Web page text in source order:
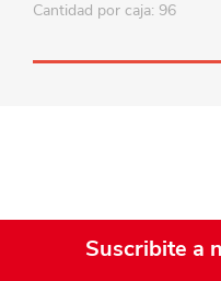
Cantidad por caja: 96
Suscribite a